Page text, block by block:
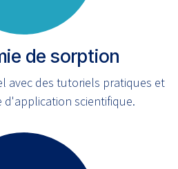
de sorption
avec des tutoriels pratiques et
d'application scientifique.